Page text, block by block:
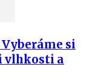
si
vlhkosti a